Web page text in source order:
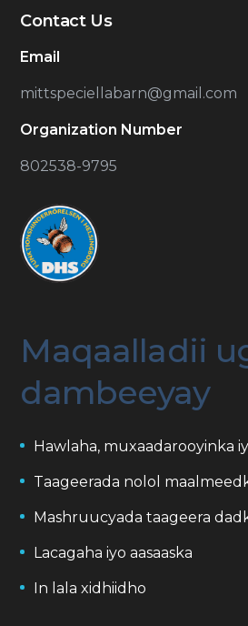
Contact Us
Email
mittspeciellabarn@gmail.com
Organization Number
802538-9795
Maqaalladii
dambeeyay
Hawlaha, muxaadarooyinka
Taageerada nolol
Mashruucyada taageera
Lacagaha iyo aasaaska
In lala xidhiidho